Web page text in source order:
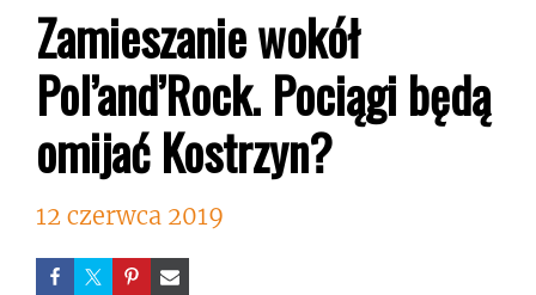
Zamieszanie wokół
Pol’and’Rock. Pociągi będą
omijać Kostrzyn?
12 czerwca 2019